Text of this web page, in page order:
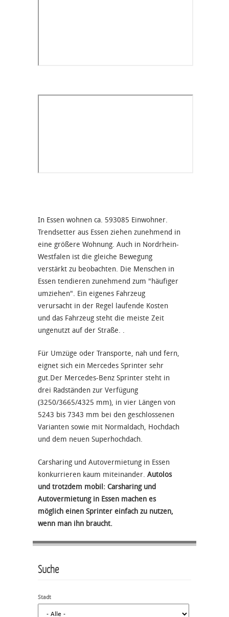
In Essen wohnen ca. 593085 Einwohner.
Trendsetter aus Essen ziehen zunehmend in
eine größere Wohnung. Auch in Nordrhein-
Westfalen ist die gleiche Bewegung
verstärkt zu beobachten. Die Menschen in
Essen tendieren zunehmend zum "häufiger
umziehen". Ein eigenes Fahrzeug
verursacht in der Regel laufende Kosten
und das Fahrzeug steht die meiste Zeit
ungenutzt auf der Straße. .
Für Umzüge oder Transporte, nah und fern,
eignet sich ein Mercedes Sprinter sehr
gut.Der Mercedes-Benz Sprinter steht in
drei Radständen zur Verfügung
(3250/3665/4325 mm), in vier Längen von
5243 bis 7343 mm bei den geschlossenen
Varianten sowie mit Normaldach, Hochdach
und dem neuen Superhochdach.
Carsharing und Autovermietung in Essen
konkurrieren kaum miteinander. Autolos
und trotzdem mobil: Carsharing und
Autovermietung in Essen machen es
möglich einen Sprinter einfach zu nutzen,
wenn man ihn braucht.
Suche
Stadt